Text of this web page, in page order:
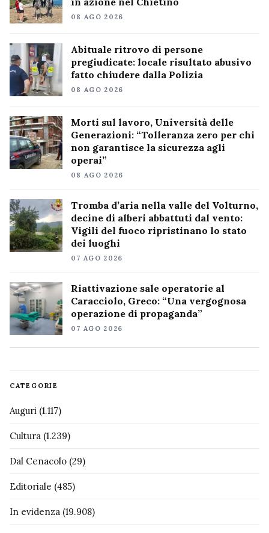
08 AGO 2026
Abituale ritrovo di persone
pregiudicate: locale risultato abusivo
fatto chiudere dalla Polizia
08 AGO 2026
Morti sul lavoro, Università delle
Generazioni: “Tolleranza zero per chi
non garantisce la sicurezza agli
operai”
08 AGO 2026
Tromba d’aria nella valle del Volturno,
decine di alberi abbattuti dal vento:
Vigili del fuoco ripristinano lo stato
dei luoghi
07 AGO 2026
Riattivazione sale operatorie al
Caracciolo, Greco: “Una vergognosa
operazione di propaganda”
07 AGO 2026
CATEGORIE
Auguri (1.117)
Cultura (1.239)
Dal Cenacolo (29)
Editoriale (485)
In evidenza (19.908)